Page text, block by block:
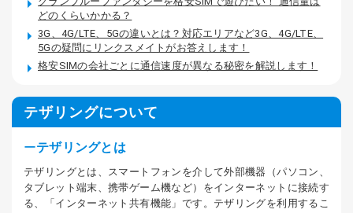
どのくらいかかる？
3G、4G/LTE、5Gの違いとは？対応エリアなど3G、4G/LTE、
5Gの疑問にリンクスメイトがお答えします！
格安SIMの会社ごとに通信速度が異なる秘密を解説します！
テザリングについて
テザリングとは
テザリングとは、スマートフォンを介して外部機器（パソコン、
タブレット端末、携帯ゲーム機など）をインターネットに接続す
る、「インターネット共有機能」です。テザリングを利用するこ